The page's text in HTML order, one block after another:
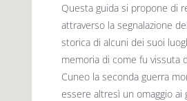
Questa guida si propone di
attraverso la segnalazione
storica di alcuni dei suoi
memoria di come fu vissuta
Cuneo la seconda guerra
essere altresì un omaggio ai